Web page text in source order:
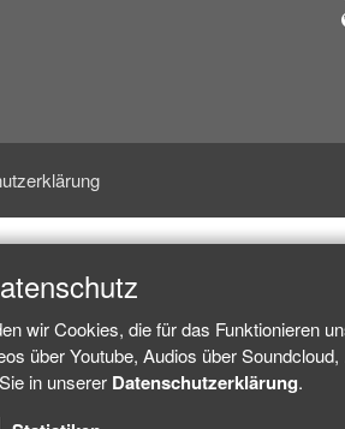
wir Cookies, die für das Funktionieren
über Youtube, Audios über
in unserer Datenschutzerklärung.